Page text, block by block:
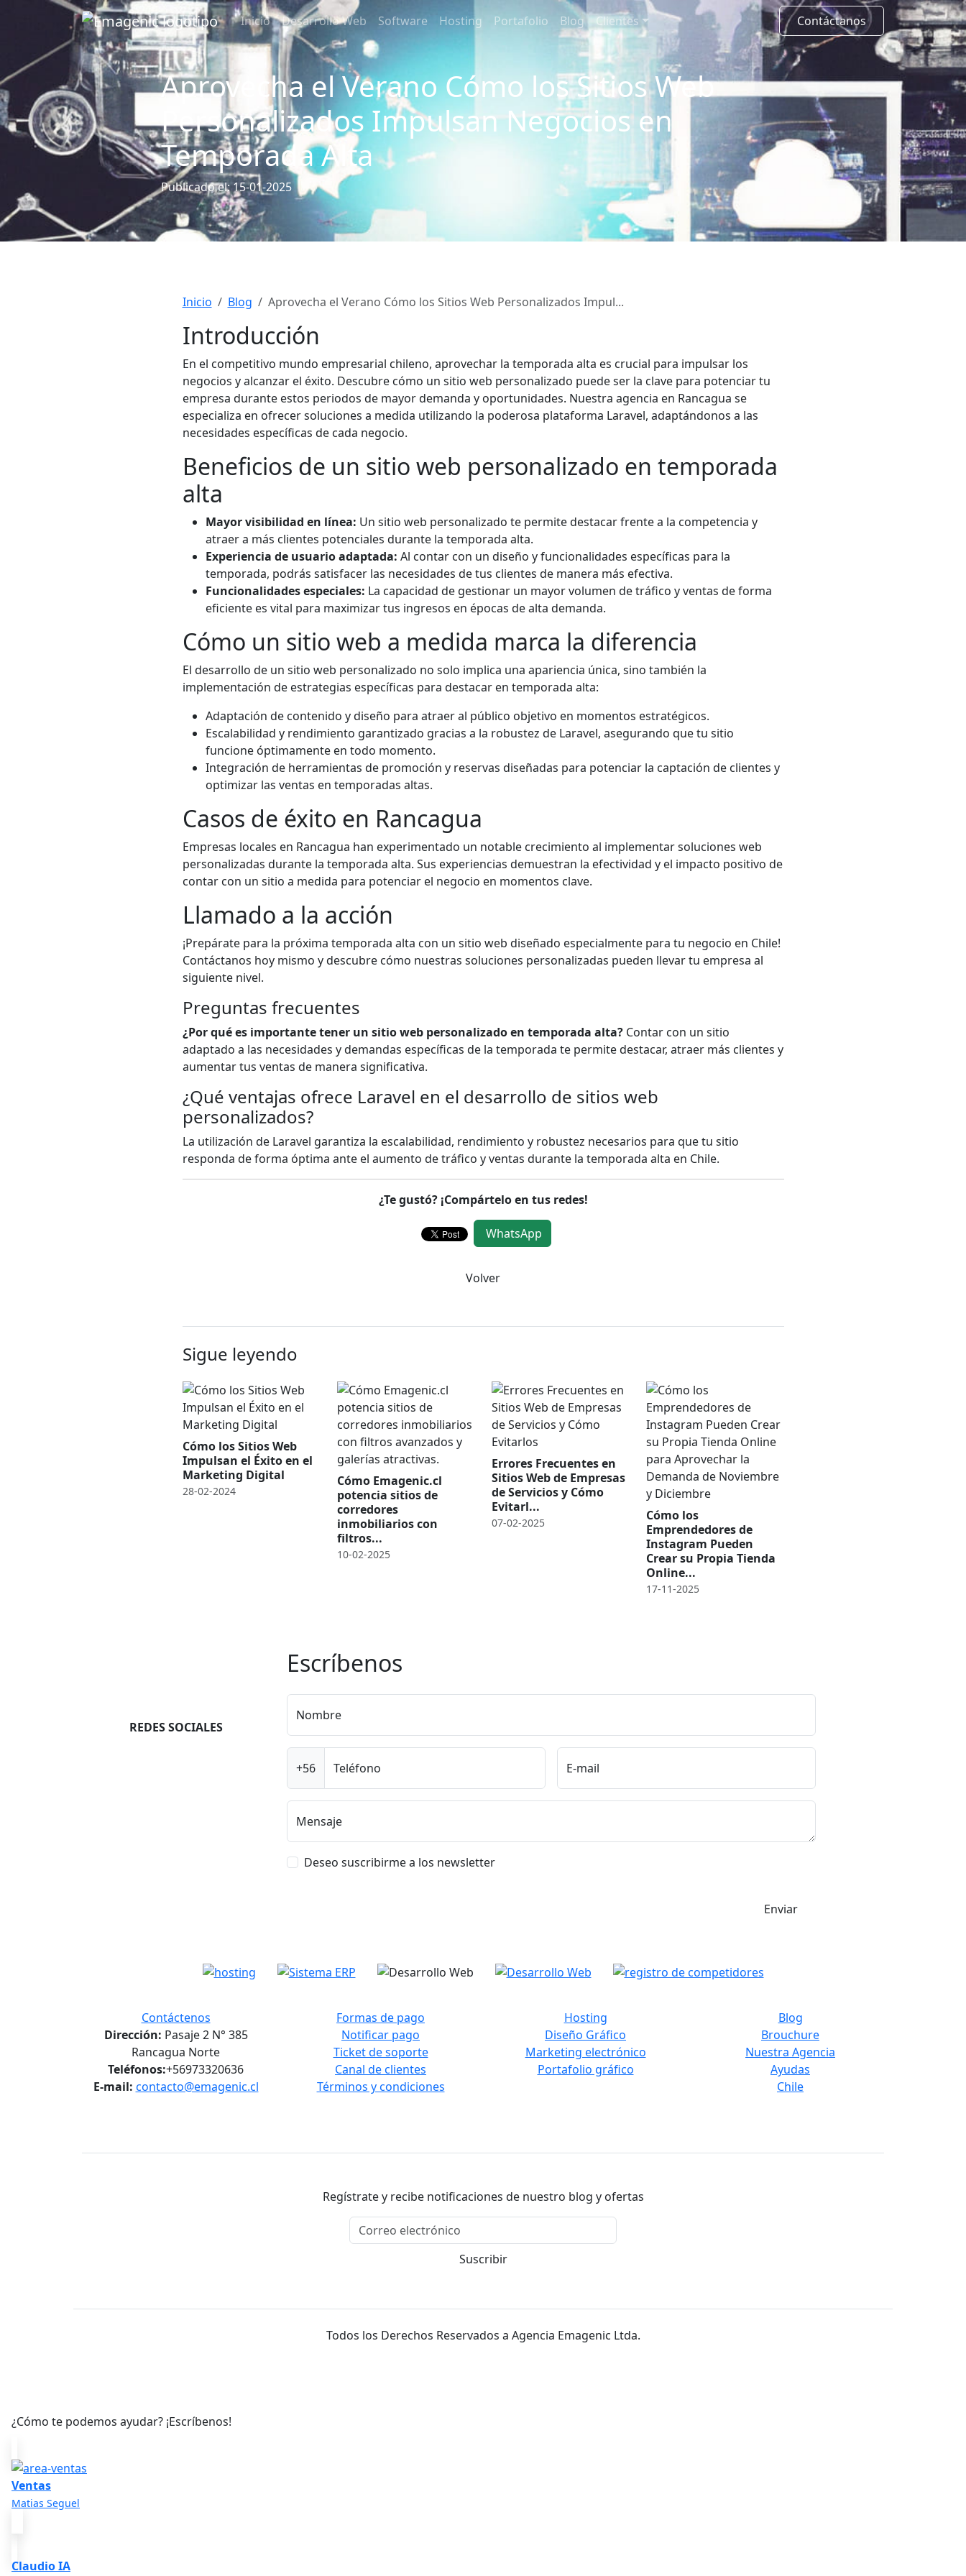
Inicio Desarrollo Web Software Hosting Portafolio Blog Clientes Contáctanos
Aprovecha el Verano Cómo los Sitios Web
Personalizados Impulsan Negocios en
Temporada Alta
Publicado el: 15-01-2025
Inicio Blog Aprovecha el Verano Cómo los Sitios Web Personalizados Impul...
Introducción
En el competitivo mundo empresarial chileno, aprovechar la temporada alta es crucial para impulsar los
negocios y alcanzar el éxito. Descubre cómo un sitio web personalizado puede ser la clave para potenciar tu
empresa durante estos periodos de mayor demanda y oportunidades. Nuestra agencia en Rancagua se
especializa en ofrecer soluciones a medida utilizando la poderosa plataforma Laravel, adaptándonos a las
necesidades específicas de cada negocio.
Beneficios de un sitio web personalizado en temporada
alta
Mayor visibilidad en línea: Un sitio web personalizado te permite destacar frente a la competencia y
atraer a más clientes potenciales durante la temporada alta.
Experiencia de usuario adaptada: Al contar con un diseño y funcionalidades específicas para la
temporada, podrás satisfacer las necesidades de tus clientes de manera más efectiva.
Funcionalidades especiales: La capacidad de gestionar un mayor volumen de tráfico y ventas de forma
eficiente es vital para maximizar tus ingresos en épocas de alta demanda.
Cómo un sitio web a medida marca la diferencia
El desarrollo de un sitio web personalizado no solo implica una apariencia única, sino también la
implementación de estrategias específicas para destacar en temporada alta:
Adaptación de contenido y diseño para atraer al público objetivo en momentos estratégicos.
Escalabilidad y rendimiento garantizado gracias a la robustez de Laravel, asegurando que tu sitio
funcione óptimamente en todo momento.
Integración de herramientas de promoción y reservas diseñadas para potenciar la captación de clientes y
optimizar las ventas en temporadas altas.
Casos de éxito en Rancagua
Empresas locales en Rancagua han experimentado un notable crecimiento al implementar soluciones web
personalizadas durante la temporada alta. Sus experiencias demuestran la efectividad y el impacto positivo de
contar con un sitio a medida para potenciar el negocio en momentos clave.
Llamado a la acción
¡Prepárate para la próxima temporada alta con un sitio web diseñado especialmente para tu negocio en Chile!
Contáctanos hoy mismo y descubre cómo nuestras soluciones personalizadas pueden llevar tu empresa al
siguiente nivel.
Preguntas frecuentes
¿Por qué es importante tener un sitio web personalizado en temporada alta?Contar con un sitio
adaptado a las necesidades y demandas específicas de la temporada te permite destacar, atraer más clientes y
aumentar tus ventas de manera significativa.
¿Qué ventajas ofrece Laravel en el desarrollo de sitios web
personalizados?
La utilización de Laravel garantiza la escalabilidad, rendimiento y robustez necesarios para que tu sitio
responda de forma óptima ante el aumento de tráfico y ventas durante la temporada alta en Chile.
¿Te gustó? ¡Compártelo en tus redes!
WhatsApp
Volver
Sigue leyendo
Cómo los Sitios Web
Impulsan el Éxito en el
Marketing Digital
28-02-2024
Cómo Emagenic.cl
potencia sitios de
corredores
inmobiliarios con
filtros...
10-02-2025
Errores Frecuentes en
Sitios Web de Empresas
de Servicios y Cómo
Evitarl...
07-02-2025
Cómo los
Emprendedores de
Instagram Pueden
Crear su Propia Tienda
Online...
17-11-2025
REDES SOCIALES
Escríbenos
Nombre
+56 Teléfono E-mail
Mensaje
Deseo suscribirme a los newsletter
Enviar
Contáctenos
Dirección: Pasaje 2 N° 385
Rancagua Norte
Teléfonos:+56973320636
E-mail: contacto@emagenic.cl
Formas de pago
Notificar pago
Ticket de soporte
Canal de clientes
Términos y condiciones
Hosting
Diseño Gráfico
Marketing electrónico
Portafolio gráfico
Blog
Brouchure
Nuestra Agencia
Ayudas
Chile
Regístrate y recibe notificaciones de nuestro blog y ofertas
Suscribir
Todos los Derechos Reservados a Agencia Emagenic Ltda.
¿Cómo te podemos ayudar? ¡Escríbenos!
Ventas
Matias Seguel
Claudio IA